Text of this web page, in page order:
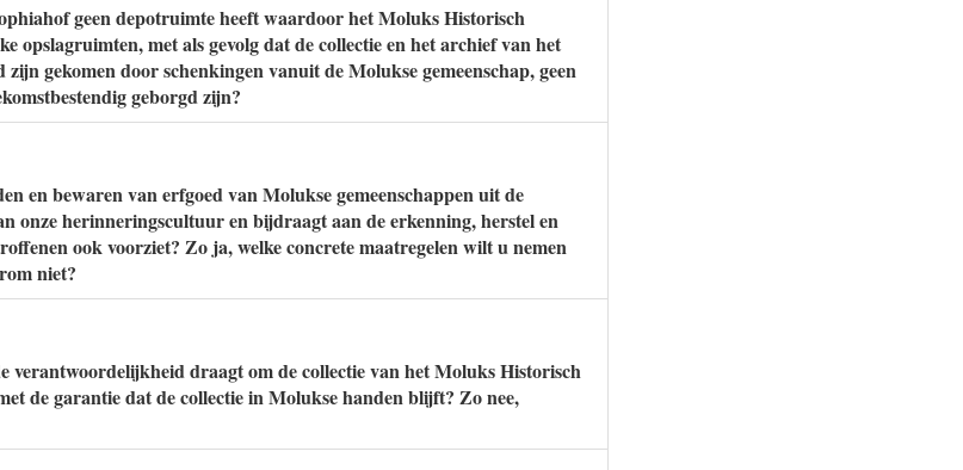
geen depotruimte heeft waardoor het Moluks Historisch
opslagruimten, met als gevolg dat de collectie en het archief van het
gekomen door schenkingen vanuit de Molukse gemeenschap, geen
geborgd zijn?
en bewaren van erfgoed van Molukse gemeenschappen uit de
onze herinneringscultuur en bijdraagt aan de erkenning, herstel en
ook voorziet? Zo ja, welke concrete maatregelen wilt u nemen
niet?
verantwoordelijkheid draagt om de collectie van het Moluks Historisch
de garantie dat de collectie in Molukse handen blijft? Zo nee,